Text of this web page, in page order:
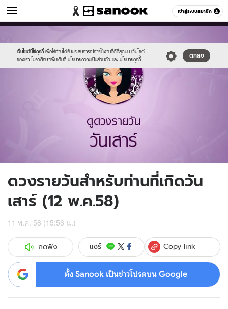
เข้าสู่ระบบสมาชิก
ดูดวง หมวดอื่นๆ
เว็บไซต์นี้ใช้คุกกี้ เพื่อให้ท่านได้รับประสบการณ์การใช้งานที่ดีที่สุดบน เว็บไซต์
ของเรา โปรดศึกษาเพิ่มเติมที่ นโยบายความเป็นส่วนตัว และ นโยบายคุกกี้
ตกลง
new-
sanook.png
ดวงรายวันสำหรับท่านที่เกิดวัน
เสาร์ (12 พ.ค.58)
11 พ.ค. 58 (15:56 น.)
กดฟัง แชร์ Copy link
ตั้ง Sanook เป็นข่าวโปรดบน Google